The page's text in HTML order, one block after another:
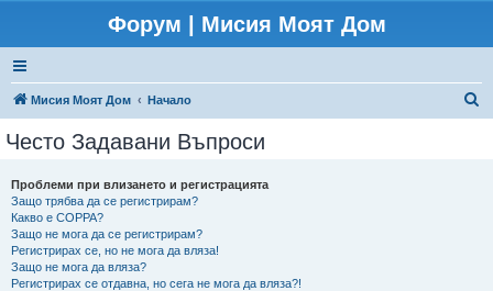
Форум | Мисия Моят Дом
Мисия Моят Дом Начало
Често Задавани Въпроси
Проблеми при влизането и регистрацията
Защо трябва да се регистрирам?
Какво е COPPA?
Защо не мога да се регистрирам?
Регистрирах се, но не мога да вляза!
Защо не мога да вляза?
Регистрирах се отдавна, но сега не мога да вляза?!